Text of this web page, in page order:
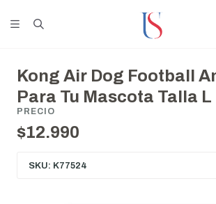
Kong Air Dog Football
Para Tu Mascota Talla L
PRECIO
$12.990
SKU: K77524